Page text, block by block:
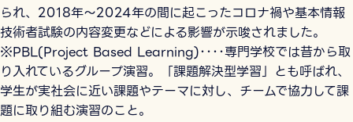
られ、2018年～2024年の間に起こったコロナ禍や基本情報
技術者試験の内容変更などによる影響が示唆されました。
※PBL(Project Based Learning)････専門学校では昔から取
り入れているグループ演習。「課題解決型学習」とも呼ばれ、
学生が実社会に近い課題やテーマに対し、チームで協力して課
題に取り組む演習のこと。